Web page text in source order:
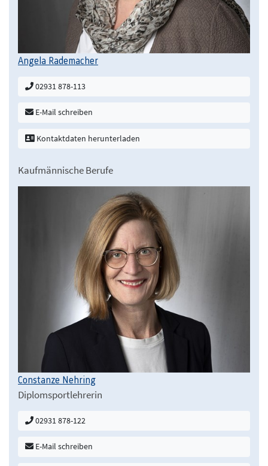
Angela Rademacher
02931 878-113
E-Mail schreiben
Kontaktdaten herunterladen
Kaufmännische Berufe
Constanze Nehring
Diplomsportlehrerin
02931 878-122
E-Mail schreiben